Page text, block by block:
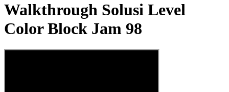
Walkthrough Solusi Level
Color Block Jam 98